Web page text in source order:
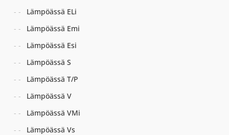
Lämpöässä ELi
Lämpöässä Emi
Lämpöässä Esi
Lämpöässä S
Lämpöässä T/P
Lämpöässä V
Lämpöässä VMi
Lämpöässä Vs